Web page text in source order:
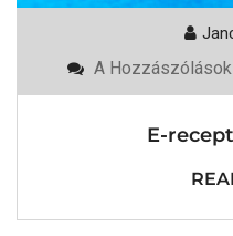
E-
Tudnivalók
A
E-